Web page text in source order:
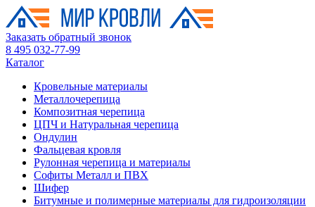
Заказать обратный звонок
8 495 032-77-99
Каталог
Кровельные материалы
Металлочерепица
Композитная черепица
ЦПЧ и Натуральная черепица
Ондулин
Фальцевая кровля
Рулонная черепица и материалы
Софиты Металл и ПВХ
Шифер
Битумные и полимерные материалы для гидроизоляции